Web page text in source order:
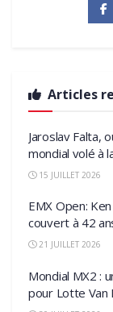
Articles
Jaroslav Falta,
mondial volé à
15 JUILLET 2026
EMX Open:
couvert à 42
21 JUILLET 2026
Mondial MX2 :
pour Lotte Van